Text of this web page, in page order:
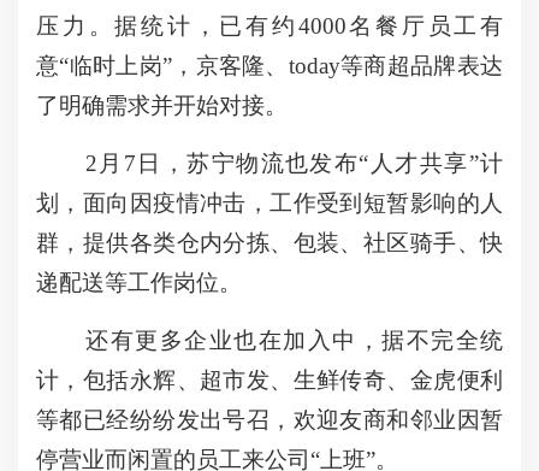
压力。据统计，已有约4000名餐厅员工有
意“临时上岗”，京客隆、today等商超品牌表达
了明确需求并开始对接。
2月7日，苏宁物流也发布“人才共享”计
划，面向因疫情冲击，工作受到短暂影响的人
群，提供各类仓内分拣、包装、社区骑手、快
递配送等工作岗位。
还有更多企业也在加入中，据不完全统
计，包括永辉、超市发、生鲜传奇、金虎便利
等都已经纷纷发出号召，欢迎友商和邻业因暂
停营业而闲置的员工来公司“上班”。